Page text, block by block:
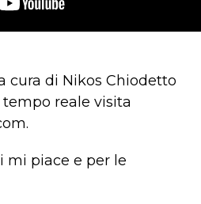
cura di Nikos Chiodetto
reale visita
mi piace e per le